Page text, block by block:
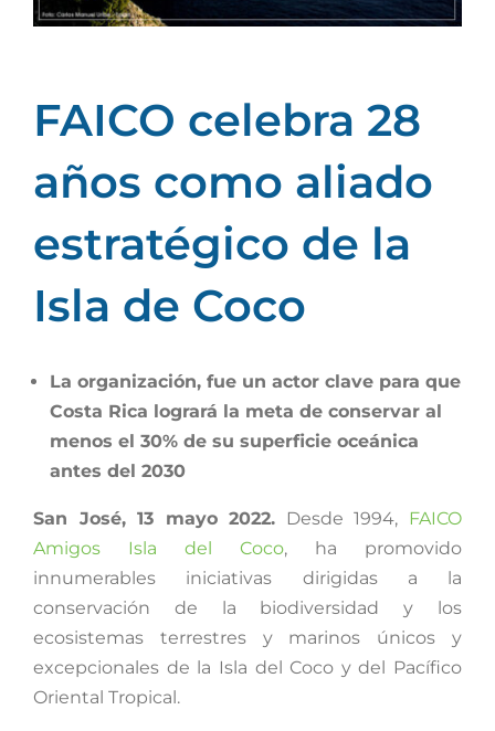
FAICO celebra 28
años como aliado
estratégico de la
Isla de Coco
La organización, fue un actor clave para que
Costa Rica logrará la meta de conservar al
menos el 30% de su superficie oceánica
antes del 2030
San José, 13 mayo 2022. Desde 1994, FAICO
Amigos Isla del Coco, ha promovido
innumerables iniciativas dirigidas a la
conservación de la biodiversidad y los
ecosistemas terrestres y marinos únicos y
excepcionales de la Isla del Coco y del Pacífico
Oriental Tropical.